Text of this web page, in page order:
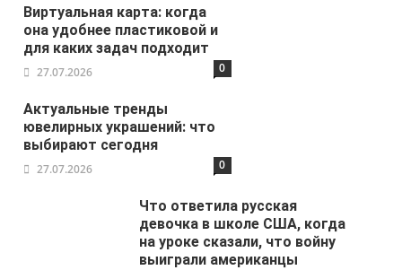
Виртуальная карта: когда
она удобнее пластиковой и
для каких задач подходит
27.07.2026 0
Актуальные тренды
ювелирных украшений: что
выбирают сегодня
27.07.2026 0
Что ответила русская
девочка в школе США, когда
на уроке сказали, что войну
выиграли американцы